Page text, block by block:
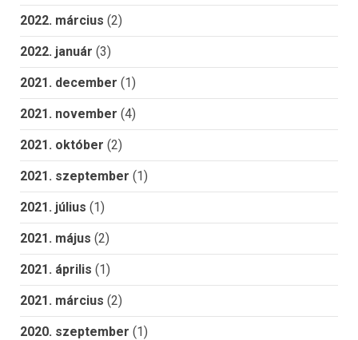
2022. március (2)
2022. január (3)
2021. december (1)
2021. november (4)
2021. október (2)
2021. szeptember (1)
2021. július (1)
2021. május (2)
2021. április (1)
2021. március (2)
2020. szeptember (1)